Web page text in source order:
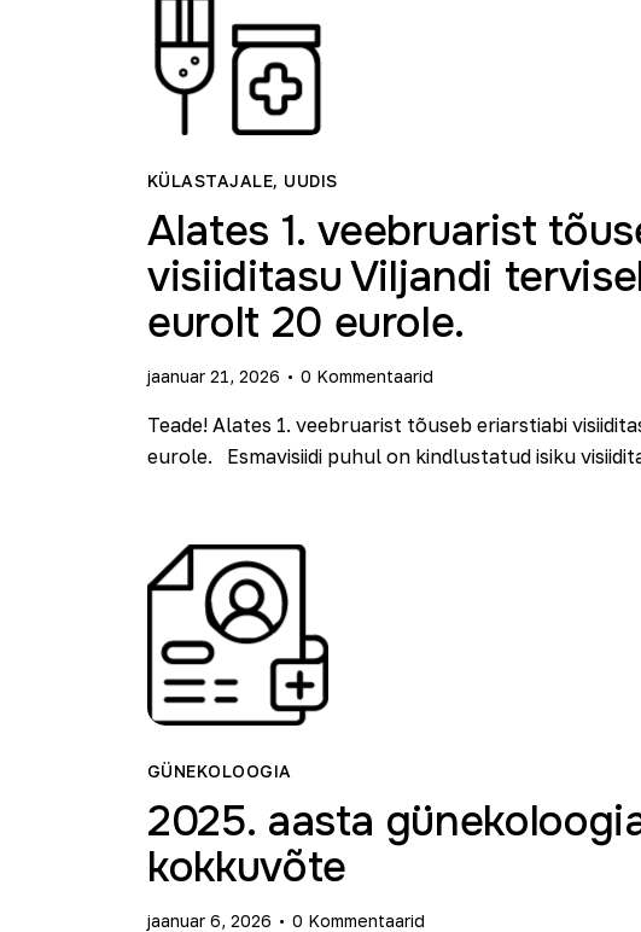
KÜLASTAJALE, UUDIS
Alates 1. veebruarist
visiiditasu Viljandi
eurolt 20 eurole.
jaanuar 21, 2026 0 Kommentaarid
Teade! Alates 1. veebruarist tõuseb eriarstiabi
eurole. Esmavisiidi puhul on kindlustatud isiku
GÜNEKOLOOGIA
2025. aasta
kokkuvõte
jaanuar 6, 2026 0 Kommentaarid